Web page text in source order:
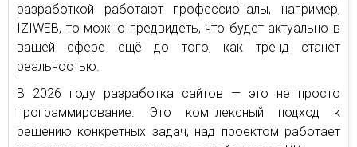
разработкой работают профессионалы, например,
IZIWEB, то можно предвидеть, что будет актуально в
вашей сфере ещё до того, как тренд станет
реальностью.
В 2026 году разработка сайтов — это не просто
программирование. Это комплексный подход к
решению конкретных задач, над проектом работает